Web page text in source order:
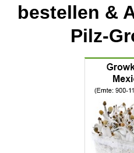
bestellen &
Pilz-